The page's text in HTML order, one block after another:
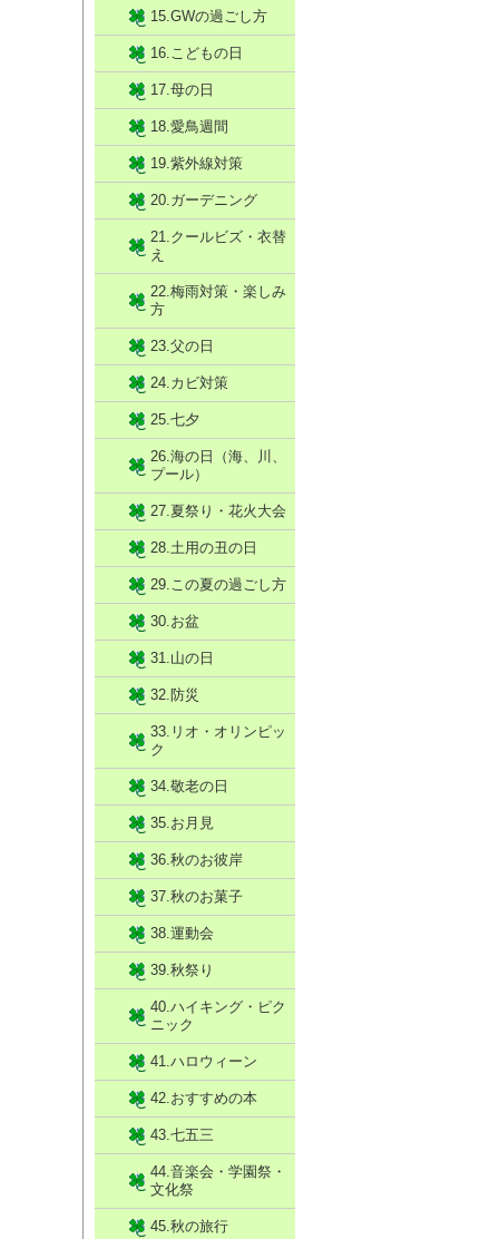
15.GWの過ごし方
16.こどもの日
17.母の日
18.愛鳥週間
19.紫外線対策
20.ガーデニング
21.クールビズ・衣替
え
22.梅雨対策・楽しみ
方
23.父の日
24.カビ対策
25.七夕
26.海の日（海、川、
プール）
27.夏祭り・花火大会
28.土用の丑の日
29.この夏の過ごし方
30.お盆
31.山の日
32.防災
33.リオ・オリンピッ
ク
34.敬老の日
35.お月見
36.秋のお彼岸
37.秋のお菓子
38.運動会
39.秋祭り
40.ハイキング・ピク
ニック
41.ハロウィーン
42.おすすめの本
43.七五三
44.音楽会・学園祭・
文化祭
45.秋の旅行